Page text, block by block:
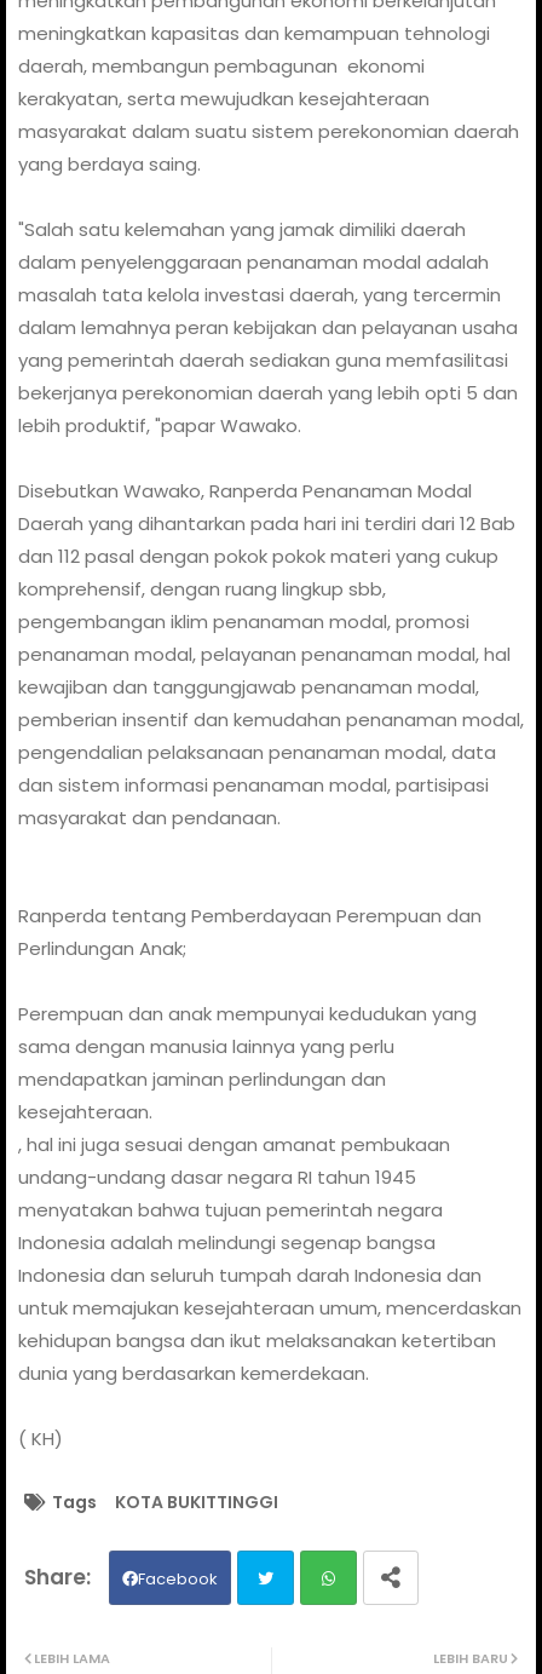
meningkatkan kapasitas dan kemampuan tehnologi
daerah, membangun pembagunan ekonomi
kerakyatan, serta mewujudkan kesejahteraan
masyarakat dalam suatu sistem perekonomian daerah
yang berdaya saing.
"Salah satu kelemahan yang jamak dimiliki daerah
dalam penyelenggaraan penanaman modal adalah
masalah tata kelola investasi daerah, yang tercermin
dalam lemahnya peran kebijakan dan pelayanan usaha
yang pemerintah daerah sediakan guna memfasilitasi
bekerjanya perekonomian daerah yang lebih opti 5 dan
lebih produktif, "papar Wawako.
Disebutkan Wawako, Ranperda Penanaman Modal
Daerah yang dihantarkan pada hari ini terdiri dari 12 Bab
dan 112 pasal dengan pokok pokok materi yang cukup
komprehensif, dengan ruang lingkup sbb,
pengembangan iklim penanaman modal, promosi
penanaman modal, pelayanan penanaman modal, hal
kewajiban dan tanggungjawab penanaman modal,
pemberian insentif dan kemudahan penanaman modal,
pengendalian pelaksanaan penanaman modal, data
dan sistem informasi penanaman modal, partisipasi
masyarakat dan pendanaan.
Ranperda tentang Pemberdayaan Perempuan dan
Perlindungan Anak;
Perempuan dan anak mempunyai kedudukan yang
sama dengan manusia lainnya yang perlu
mendapatkan jaminan perlindungan dan
kesejahteraan.
, hal ini juga sesuai dengan amanat pembukaan
undang-undang dasar negara RI tahun 1945
menyatakan bahwa tujuan pemerintah negara
Indonesia adalah melindungi segenap bangsa
Indonesia dan seluruh tumpah darah Indonesia dan
untuk memajukan kesejahteraan umum, mencerdaskan
kehidupan bangsa dan ikut melaksanakan ketertiban
dunia yang berdasarkan kemerdekaan.
( KH)
Tags KOTA BUKITTINGGI
Facebook
LEBIH BARU
LEBIH LAMA